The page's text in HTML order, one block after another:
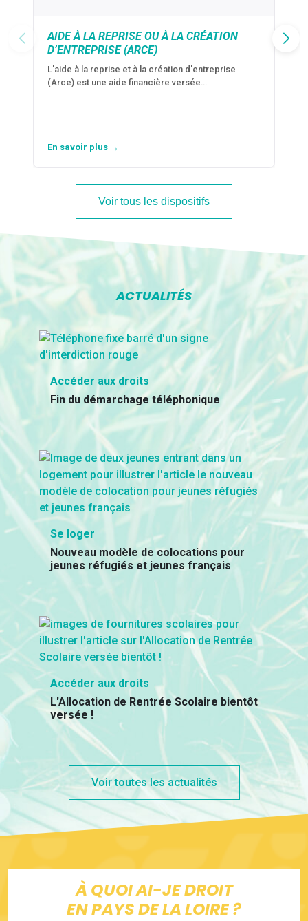
AIDE À LA REPRISE OU À LA CRÉATION
D’ENTREPRISE (ARCE)
L'aide à la reprise et à la création d'entreprise
(Arce) est une aide financière versée…
En savoir plus →
Voir tous les dispositifs
ACTUALITÉS
Accéder aux droits
Fin du démarchage téléphonique
Se loger
Nouveau modèle de colocations pour
jeunes réfugiés et jeunes français
Accéder aux droits
L'Allocation de Rentrée Scolaire bientôt
versée !
Voir toutes les actualités
À QUOI AI-JE DROIT
EN PAYS DE LA LOIRE ?